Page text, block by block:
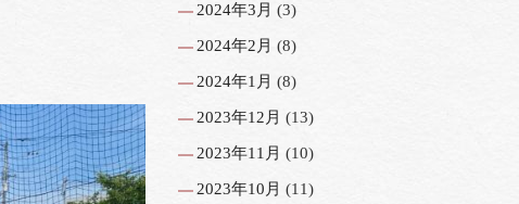
2024年3月 (3)
2024年2月 (8)
2024年1月 (8)
2023年12月 (13)
2023年11月 (10)
2023年10月 (11)